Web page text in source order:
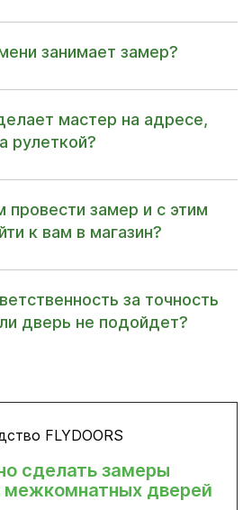
занимает замер?
мастер на адресе,
рулеткой?
провести замер и с этим
к вам в магазин?
за точность
дверь не подойдет?
FLYDOORS
сделать замеры
межкомнатных дверей